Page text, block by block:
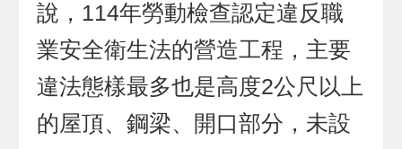
說，114年勞動檢查認定違反職
業安全衛生法的營造工程，主要
違法態樣最多也是高度2公尺以上
的屋頂、鋼梁、開口部分，未設